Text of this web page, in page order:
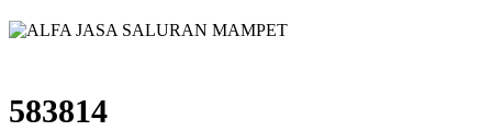
583814